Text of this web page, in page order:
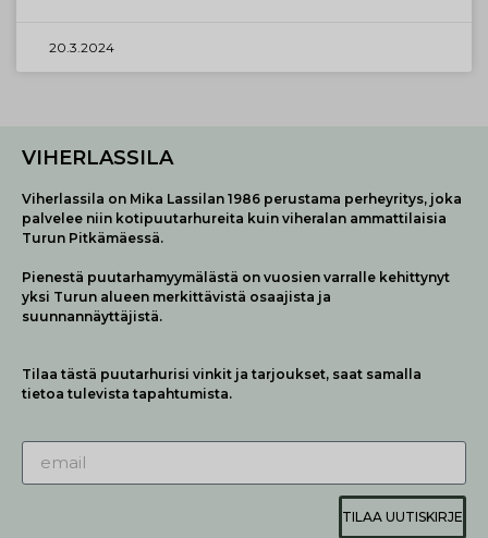
20.3.2024
VIHERLASSILA
Viherlassila on Mika Lassilan 1986 perustama perheyritys, joka
palvelee niin kotipuutarhureita kuin viheralan ammattilaisia
Turun Pitkämäessä.
Pienestä puutarhamyymälästä on vuosien varralle kehittynyt
yksi Turun alueen merkittävistä osaajista ja
suunnannäyttäjistä.
Tilaa tästä puutarhurisi vinkit ja tarjoukset, saat samalla
tietoa tulevista tapahtumista.
TILAA UUTISKIRJE